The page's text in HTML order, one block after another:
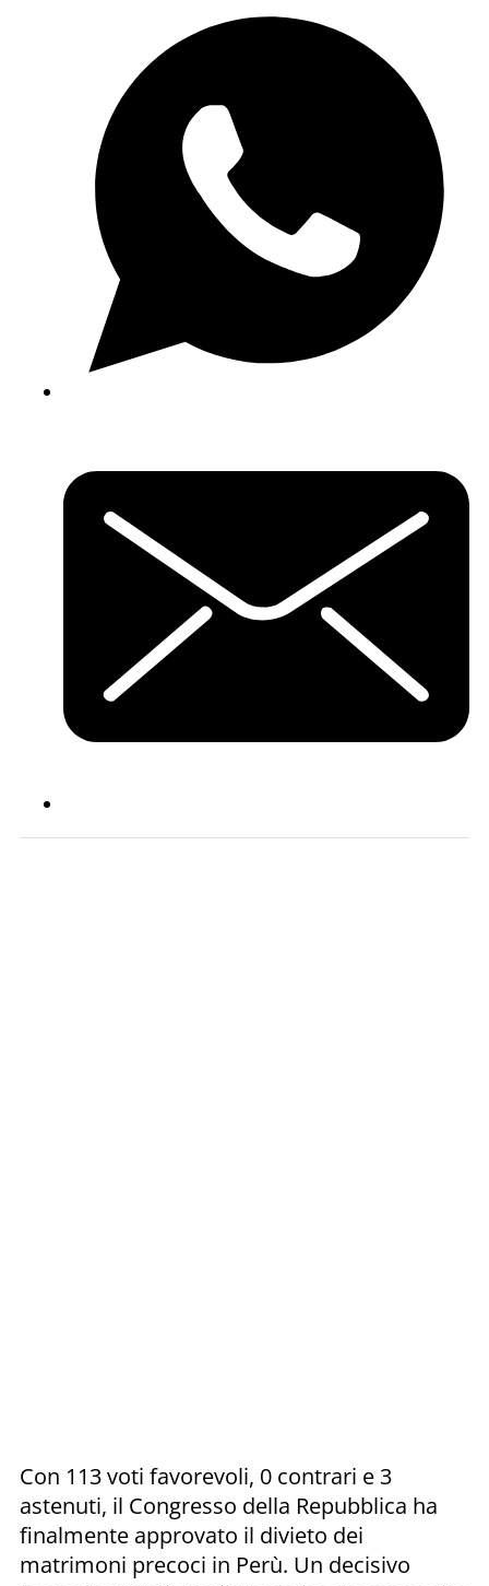
Con 113 voti favorevoli, 0 contrari e 3
astenuti, il Congresso della Repubblica ha
finalmente approvato il divieto dei
matrimoni precoci in Perù. Un decisivo